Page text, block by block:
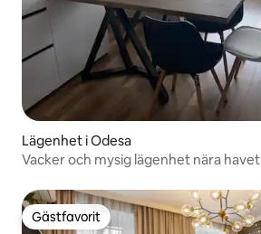
Lägenhet i Odesa
Vacker och mysig lägenhet nära havet
Gästfavorit
Gästfavorit